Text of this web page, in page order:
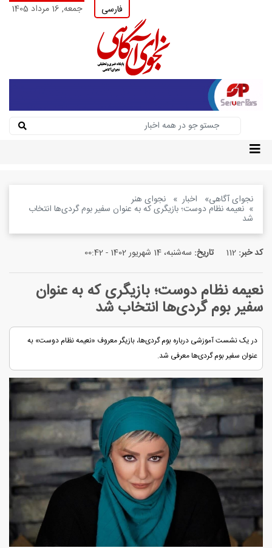
جمعه, 16 مرداد 1405 فارسی
نجوای آگاهی اخبار نجوای هنر
نعیمه نظام دوست؛ بازیگری که به عنوان سفیر بوم گردی‌ها انتخاب
شد
کد خبر: 112 تاریخ: سه‌شنبه، 14 شهریور 1402 - 00:42
نعیمه نظام دوست؛ بازیگری که به عنوان
سفیر بوم گردی‌ها انتخاب شد
در یک نشست آموزشی درباره بوم گردی‌ها، بازیگر معروف «نعیمه نظام دوست» به
عنوان سفیر بوم گردی‌ها معرفی شد.